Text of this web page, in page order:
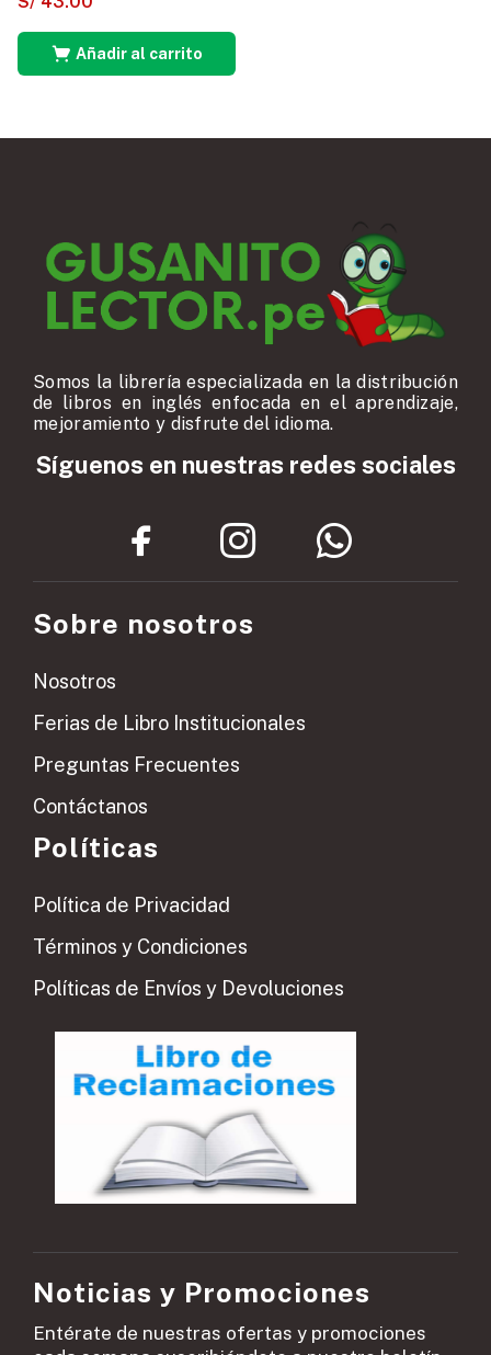
Añadir al carrito
Somos la librería especializada en la distribución
de libros en inglés enfocada en el aprendizaje,
mejoramiento y disfrute del idioma.
Síguenos en nuestras redes sociales
Sobre nosotros
Nosotros
Ferias de Libro Institucionales
Preguntas Frecuentes
Contáctanos
Políticas
Política de Privacidad
Términos y Condiciones
Políticas de Envíos y Devoluciones
Noticias y Promociones
Entérate de nuestras ofertas y promociones